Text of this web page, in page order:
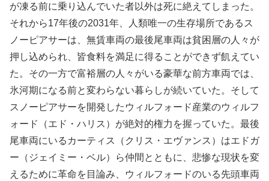
が凍る前に乗り込んでいた者以外は死に絶えてしまった。
それから17年後の2031年、人類唯一の生存場所であるス
ノーピアサーは、無賃車両の最後尾車両は貧困層の人々が
押し込められ、皆食料を満足に得ることができず飢えてい
た。その一方で富裕層の人々がいる豪華な前方車両では、
氷河期になる前と変わらない暮らしが続いていた。そして
スノーピアサーを開発したウィルフォード産業のウィルフ
ォード（エド・ハリス）が絶対的権力を握っていた。最後
尾車両にいるカーティス（クリス・エヴァンス）はエドガ
ー（ジェイミー・ベル）ら仲間とともに、悲惨な現状を変
えるために革命を目論み、ウィルフォードのいる先頭車両